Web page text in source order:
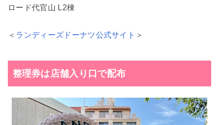
ロード代官山 L2棟
＜ ランディーズドーナツ公式サイト ＞
整理券は店舗入り口で配布